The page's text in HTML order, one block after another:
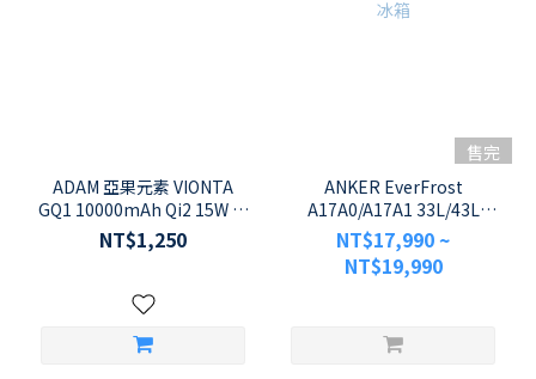
ADAM 亞果元素 VIONTA
GQ1 10000mAh Qi2 15W 磁
吸支架款行動電源
NT$1,250
售完
ANKER EverFrost
A17A0/A17A1 33L/43L
299Wh 可拆卸電池 -20度行
動冰箱 露營冰箱
NT$17,990 ~
NT$19,990